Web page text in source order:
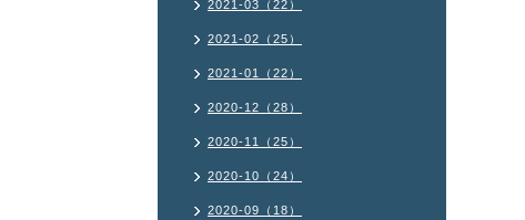
2021-03（22）
2021-02（25）
2021-01（22）
2020-12（28）
2020-11（25）
2020-10（24）
2020-09（18）